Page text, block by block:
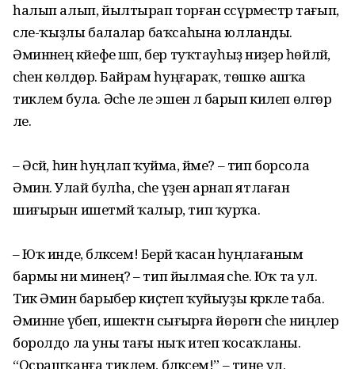
һалып алып, йылтырап торған сәсүрместәр тағып,
әсәле-ҡыҙлы балалар баҡсаһына юлланды.
Әминәнең кәйефе шәп, бер туҡтауһыҙ ниҙер һөйләй,
әсәһен көлдөрә. Байрам һуңғараҡ, төшкө ашҡа
тиклем була. Әсәһе әле эшенә лә барып килеп өлгөрә
әле.
– Әсәй, һин һуңлап ҡуйма, йәме? – тип борсола
Әминә. Улай булһа, әсәһе үҙенә арнап ятлаған
шиғырын ишетмәй ҡалыр, тип ҡурҡа.
– Юҡ инде, бәләкәсем! Берәй ҡасан һуңлағаным
бармы ни минең? – тип йылмая әсәһе. Юҡ та ул.
Тик Әминә барыбер киҫәтеп ҡуйыуҙы кәрәкле таба.
Әминәне үбеп, ишектән сығырға йөрөгән әсәһе ниңәлер
боролдо ла уны тағы ныҡ итеп ҡосаҡланы.
“Осрашҡанға тиклем, бәләкәсем!” – тине ул,